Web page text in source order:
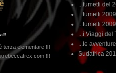
terza elementare !!!
!!!
...fumetti del
...fumetti
...fumetti
...i Viaggi del
...le
Sudafrica